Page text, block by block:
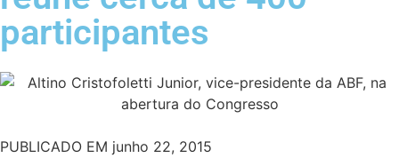
participantes
PUBLICADO EM junho 22, 2015